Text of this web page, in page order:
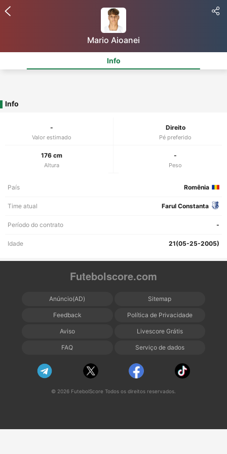
Mario Aioanei
Info
Info
-
Valor estimado
Direito
Pé preferido
176 cm
Altura
-
Peso
País Romênia
Time atual Farul Constanta
Período do contrato -
Idade 21(05-25-2005)
Futebolscore.com
Anúncio(AD) Sitemap
Feedback Política de Privacidade
Aviso Livescore Grátis
FAQ Serviço de dados
© 2026 FutebolScore Todos os direitos reservados.